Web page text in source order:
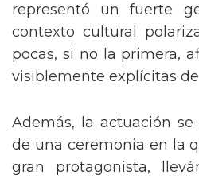
representó un fuerte
contexto cultural
pocas, si no la primera,
visiblemente explícitas
Además, la actuación
de una ceremonia en la
gran protagonista,